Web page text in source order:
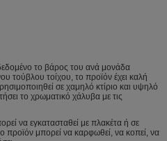
το βάρος του ανά μονάδα
τούβλου τοίχου, το προϊόν έχει καλή
σε χαμηλό κτίριο και υψηλό
το χρωματικό χάλυβα με τις
να εγκατασταθεί με πλακέτα ή σε
προϊόν μπορεί να καρφωθεί, να κοπεί, να